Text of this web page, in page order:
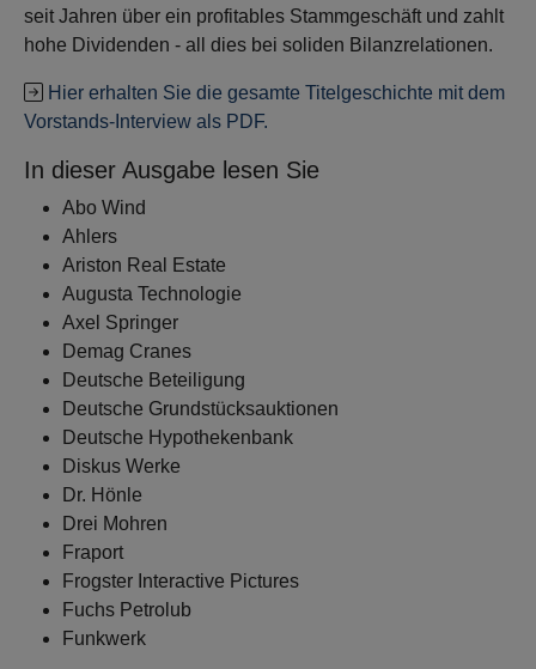
seit Jahren über ein profitables Stammgeschäft und zahlt
hohe Dividenden - all dies bei soliden Bilanzrelationen.
Hier erhalten Sie die gesamte Titelgeschichte mit dem
Vorstands-Interview als PDF.
In dieser Ausgabe lesen Sie
Abo Wind
Ahlers
Ariston Real Estate
Augusta Technologie
Axel Springer
Demag Cranes
Deutsche Beteiligung
Deutsche Grundstücksauktionen
Deutsche Hypothekenbank
Diskus Werke
Dr. Hönle
Drei Mohren
Fraport
Frogster Interactive Pictures
Fuchs Petrolub
Funkwerk